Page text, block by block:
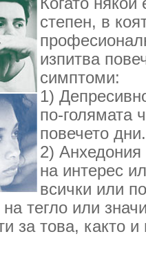
степен, в
изпитва
симптоми:
1)
по-голямата
повечето дни.
2) Анхедония
на интерес
всички или
тегло или
за това, както